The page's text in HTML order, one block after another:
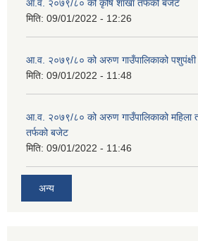
आ.व. २०७९/८० को कृषि शाखा तर्फको बजेट
मिति: 09/01/2022 - 12:26
आ.व. २०७९/८० को अरुण गाउँपालिकाको
मिति: 09/01/2022 - 11:48
आ.व. २०७९/८० को अरुण गाउँपालिकाको महिला
तर्फको बजेट
मिति: 09/01/2022 - 11:46
अन्य